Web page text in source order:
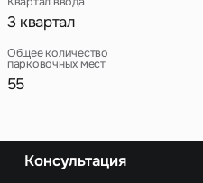
3 квартал
Общее количество
парковочных мест
55
Консультация